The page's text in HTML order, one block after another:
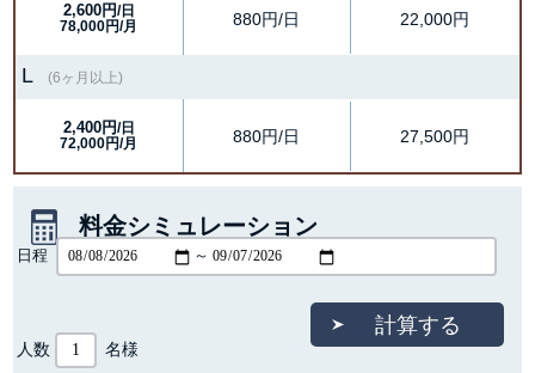
2,600円/日
78,000円/月
880円/日 22,000円
L (6ヶ月以上)
2,400円/日
72,000円/月
880円/日 27,500円
料金シミュレーション
人数 名様
日程 ～